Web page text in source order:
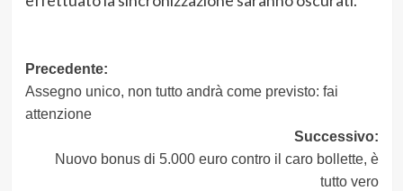
Navigazione
articolo
Precedente:
Assegno unico, non tutto andrà come previsto: fai
attenzione
Successivo:
Nuovo bonus di 5.000 euro contro il caro bollette, è
tutto vero